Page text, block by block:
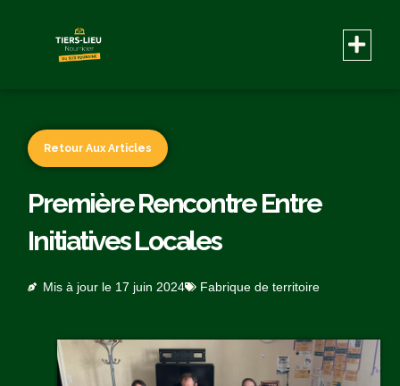
Retour Aux Articles
Première Rencontre Entre
Initiatives Locales
Mis à jour le 17 juin 2024 Fabrique de territoire